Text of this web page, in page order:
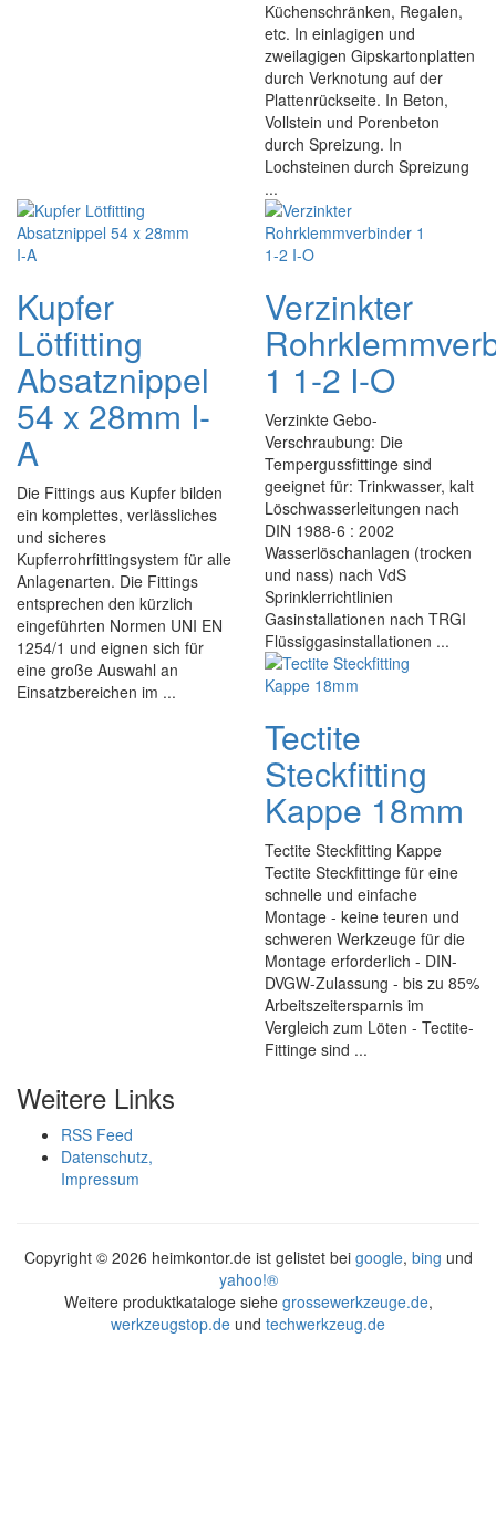
Küchenschränken, Regalen,
etc. In einlagigen und
zweilagigen Gipskartonplatten
durch Verknotung auf der
Plattenrückseite. In Beton,
Vollstein und Porenbeton
durch Spreizung. In
Lochsteinen durch Spreizung
...
Kupfer
Lötfitting
Absatznippel
54 x 28mm I-
A
Die Fittings aus Kupfer bilden
ein komplettes, verlässliches
und sicheres
Kupferrohrfittingsystem für alle
Anlagenarten. Die Fittings
entsprechen den kürzlich
eingeführten Normen UNI EN
1254/1 und eignen sich für
eine große Auswahl an
Einsatzbereichen im ...
Verzinkter
1 1-2 I-O
Verzinkte Gebo-
Verschraubung: Die
Tempergussfittinge sind
geeignet für: Trinkwasser, kalt
Löschwasserleitungen nach
DIN 1988-6 : 2002
Wasserlöschanlagen (trocken
und nass) nach VdS
Sprinklerrichtlinien
Gasinstallationen nach TRGI
Flüssiggasinstallationen ...
Tectite
Steckfitting
Kappe 18mm
Tectite Steckfitting Kappe
Tectite Steckfittinge für eine
schnelle und einfache
Montage - keine teuren und
schweren Werkzeuge für die
Montage erforderlich - DIN-
DVGW-Zulassung - bis zu 85%
Arbeitszeitersparnis im
Vergleich zum Löten - Tectite-
Fittinge sind ...
Weitere Links
RSS Feed
Datenschutz,
Impressum
Copyright © 2026 heimkontor.de ist gelistet bei google, bing und
yahoo!®
Weitere produktkataloge siehe grossewerkzeuge.de,
werkzeugstop.de und techwerkzeug.de